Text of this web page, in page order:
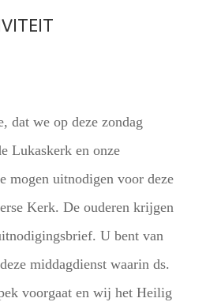
dat we op deze zondag
Lukaskerk en onze
mogen uitnodigen voor deze
Kerk. De ouderen krijgen
U bent van
middagdienst waarin ds.
voorgaat en wij het Heilig